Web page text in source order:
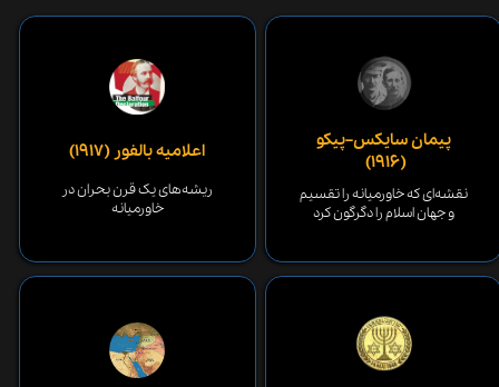
پیمان سایکس–پیکو
(۱۹۱۶) ​​​​​​​
نقشه‌ای که خاورمیانه را تقسیم
و جهان اسلام را دگرگون کرد
اعلامیه بالفور (۱۹۱۷)
ریشه‌های یک قرن بحران در
خاورمیانه